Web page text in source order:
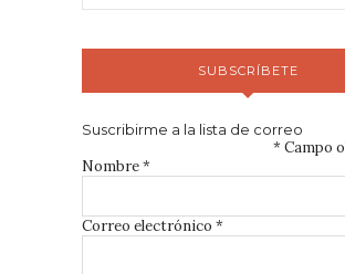
SUBSCRÍBETE
Suscribirme a la lista de correo
* Campo
Nombre*
Correo electrónico *